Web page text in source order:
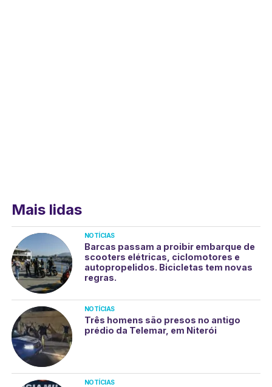
Mais lidas
NOTÍCIAS
Barcas passam a proibir embarque de
scooters elétricas, ciclomotores e
autopropelidos. Bicicletas tem novas
regras.
NOTÍCIAS
Três homens são presos no antigo
prédio da Telemar, em Niterói
NOTÍCIAS